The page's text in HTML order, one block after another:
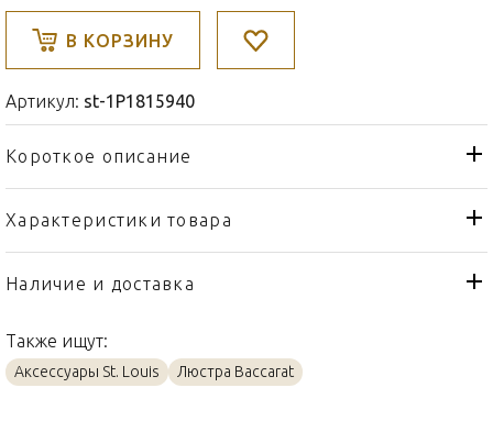
В КОРЗИНУ
Артикул: st-1P1815940
Короткое описание
Характеристики товара
Тип товара
Люстра
Бренд
Страна производителя
Материал
Платин, Хрусталь
Наличие и доставка
Также ищут:
Аксессуары St. Louis Люстра Baccarat